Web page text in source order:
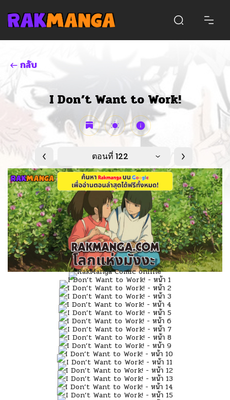
กลับ
I Don’t Want to Work!
ตอนที่ 122